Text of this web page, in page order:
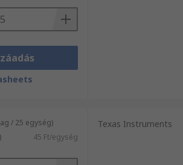
/ 25 egység)
45 Ft/egység
Texas Instruments